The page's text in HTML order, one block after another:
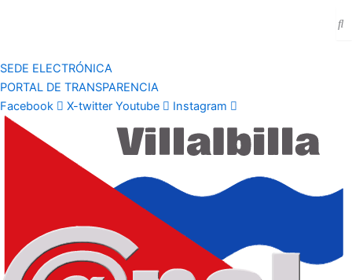
SEDE ELECTRÓNICA
PORTAL DE TRANSPARENCIA
Facebook
X-twitter Youtube Instagram